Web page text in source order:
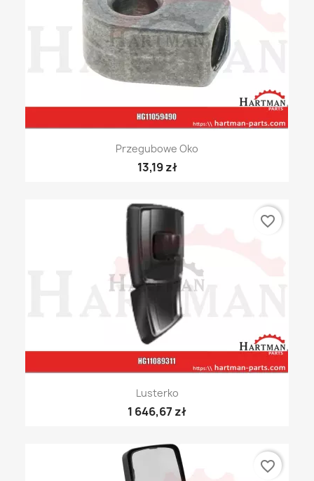
Przegubowe Oko
13,19 zł
Lusterko
1 646,67 zł
favorite_border
favorite_border